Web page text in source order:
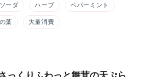
ソーダ ハーブ ペパーミント
葉 大量消費